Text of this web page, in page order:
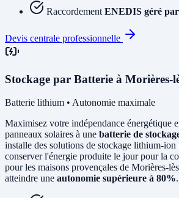
Raccordement ENEDIS géré
Devis centrale professionnelle
Stockage par Batterie à Morières-
Batterie lithium • Autonomie maximale
Maximisez votre indépendance énergétique
panneaux solaires à une batterie de
installe des solutions de stockage lithium-ion
conserver l'énergie produite le jour pour la
pour les maisons provençales de Morières-
atteindre une autonomie supérieure à 80%.